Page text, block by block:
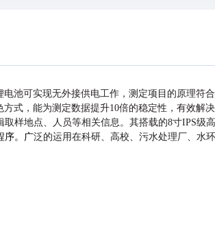
池可实现⽆外接供电⼯作，测定项⽬的原理符
⽅式，能为测定数据提升10倍的稳定性，有效解
样地点、⼈员等相关信息。其搭载的8⼨IPS级
序。⼴泛的运⽤在科研、⾼校、污⽔处理⼚、⽔